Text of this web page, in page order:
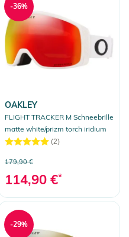
OAKLEY
FLIGHT TRACKER M Schneebrille
matte white/prizm torch iridium
(2)
179,90 €
114,90 €*
-36%
-29%